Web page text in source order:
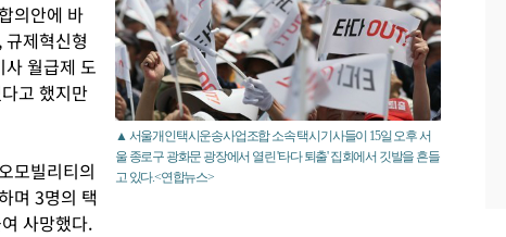
▲ ​서울개인택시운송사업조합 소속 택시기사들이 15일 오후 서
울 종로구 광화문 광장에서 열린 '타다 퇴출' 집회에서 깃발을 흔들
고 있다.<연합뉴스>
의안에 바
제혁신형
월급제 도
고 했지만
모빌리티의
며 3명의 택
사망했다.